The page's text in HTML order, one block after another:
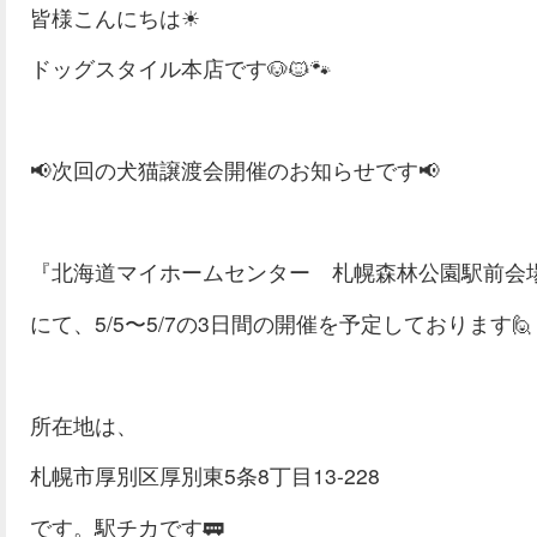
皆様こんにちは☀
ドッグスタイル本店です🐶🐱🐾
📢次回の犬猫譲渡会開催のお知らせです📢
『北海道マイホームセンター 札幌森林公園駅前会
にて、5/5〜5/7の3日間の開催を予定しております🙋
所在地は、
札幌市厚別区厚別東5条8丁目13-228
です。駅チカです🚃